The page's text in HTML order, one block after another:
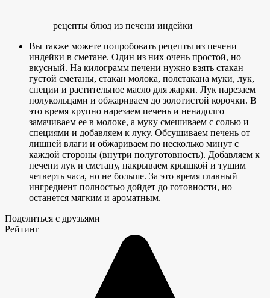
рецепты блюд из печени индейки
Вы также можете попробовать рецепты из печени
индейки в сметане. Один из них очень простой, но
вкусный. На килограмм печени нужно взять стакан
густой сметаны, стакан молока, полстакана муки, лук,
специи и растительное масло для жарки. Лук нарезаем
полукольцами и обжариваем до золотистой корочки. В
это время крупно нарезаем печень и ненадолго
замачиваем ее в молоке, а муку смешиваем с солью и
специями и добавляем к луку. Обсушиваем печень от
лишней влаги и обжариваем по несколько минут с
каждой стороны (внутри полуготовность). Добавляем к
печени лук и сметану, накрываем крышкой и тушим
четверть часа, но не больше. За это время главный
ингредиент полностью дойдет до готовности, но
останется мягким и ароматным.
Поделиться с друзьями
Рейтинг